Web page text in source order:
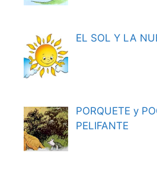
EL SOL Y LA
PORQUETE y
PELIFANTE